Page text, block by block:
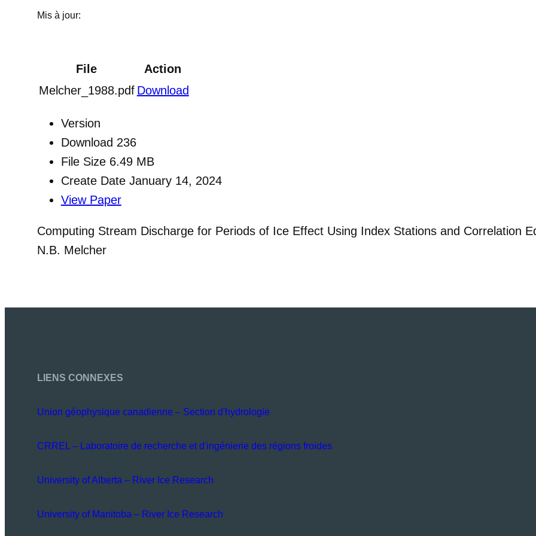
Mis à jour:
File
Action
Melcher_1988.pdf Download
Version
Download 236
File Size 6.49 MB
Create Date January 14, 2024
View Paper
Computing Stream Discharge for Periods of Ice Effect Using Index Stations and Correlation
N.B. Melcher
LIENS CONNEXES
Union géophysique canadienne – Section d'hydrologie
CRREL – Laboratoire de recherche et d'ingénierie des régions froides
University of Alberta – River Ice Research
University of Manitoba – River Ice Research